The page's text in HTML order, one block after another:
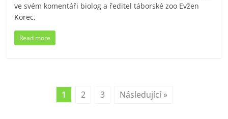
ve svém komentáři biolog a ředitel táborské zoo Evžen
Korec.
Read more
1 2 3 Následující »